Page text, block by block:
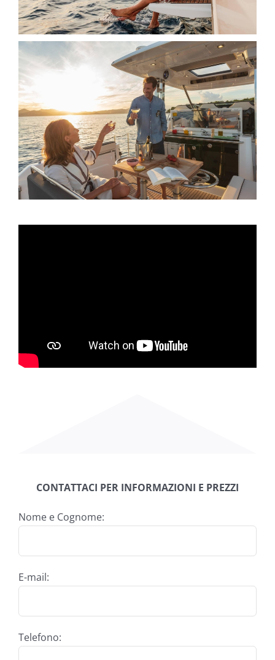
CONTATTACI PER INFORMAZIONI E PREZZI
Nome e Cognome:
E-mail:
Telefono: